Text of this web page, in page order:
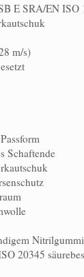
E SRA/EN ISO
m/s)
Schaftende
Nitrilgummi
20345